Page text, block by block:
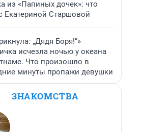
из «Папиных дочек»: что
Екатериной Старшовой
„Дядя Боря!“»
исчезла ночью у океана
Что произошло в
минуты пропажи девушки
ЗНАКОМСТВА